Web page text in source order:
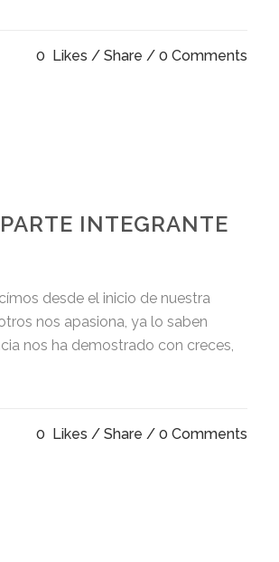
0 Likes Share 0 Comments
INTEGRANTE
desde el inicio de nuestra
nos apasiona, ya lo saben
nos ha demostrado con creces,
0 Likes Share 0 Comments